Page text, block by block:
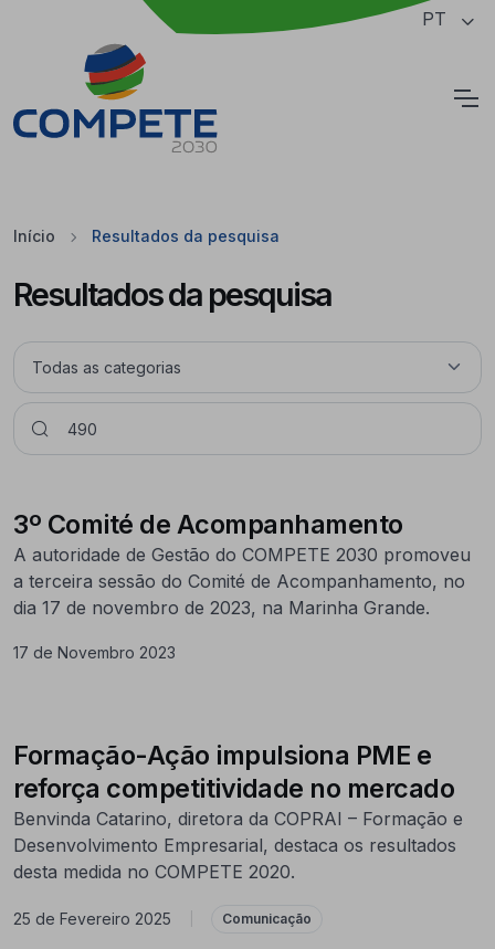
Saltar para o conteúdo principal da página PT
Início Resultados da pesquisa
Resultados da pesquisa
3º Comité de Acompanhamento
A autoridade de Gestão do COMPETE 2030 promoveu
a terceira sessão do Comité de Acompanhamento, no
dia 17 de novembro de 2023, na Marinha Grande.
17 de Novembro 2023
Formação-Ação impulsiona PME e
reforça competitividade no mercado
Benvinda Catarino, diretora da COPRAI – Formação e
Desenvolvimento Empresarial, destaca os resultados
desta medida no COMPETE 2020.
25 de Fevereiro 2025 Comunicação